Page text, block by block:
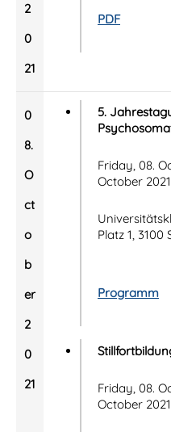
2
0
21
PDF
0
8.
O
ct
o
b
er
2
0
21
5.
Friday, 08.
October 2021
Platz 1, 3100
Programm
Friday, 08.
October 2021